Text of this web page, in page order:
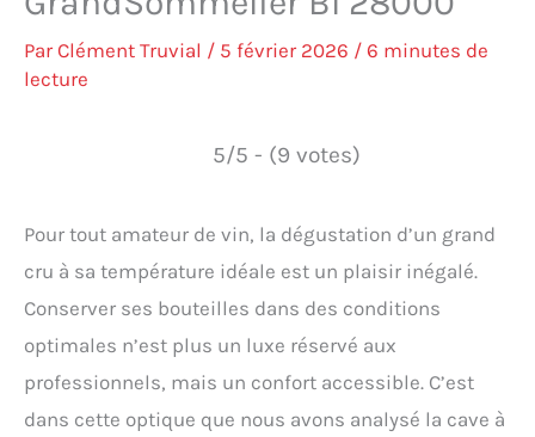
Par Clément Truvial / 5 février 2026 / 6 minutes de
lecture
5/5 - (9 votes)
Pour tout amateur de vin, la dégustation d’un grand
cru à sa température idéale est un plaisir inégalé.
Conserver ses bouteilles dans des conditions
optimales n’est plus un luxe réservé aux
professionnels, mais un confort accessible. C’est
dans cette optique que nous avons analysé la cave à